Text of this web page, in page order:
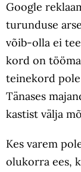
Google
turunduse
võib-olla ei
kord on
teinekord
Tänases
kastist välja
Kes varem
olukorra ees,